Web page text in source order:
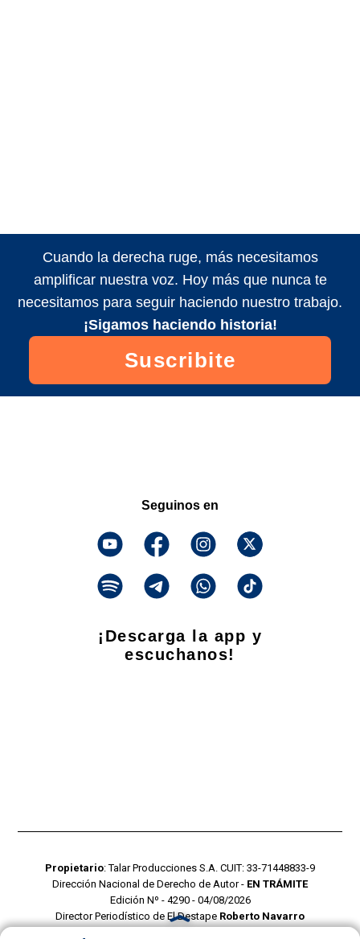
Cuando la derecha ruge, más necesitamos
amplificar nuestra voz. Hoy más que nunca te
necesitamos para seguir haciendo nuestro trabajo.
¡Sigamos haciendo historia!
Suscribite
Seguinos en
¡Descarga la app y
escuchanos!
Propietario: Talar Producciones S.A. CUIT: 33-71448833-9
Dirección Nacional de Derecho de Autor - EN TRÁMITE
Edición Nº - 4290 - 04/08/2026
Director Periodístico de El Destape Roberto Navarro